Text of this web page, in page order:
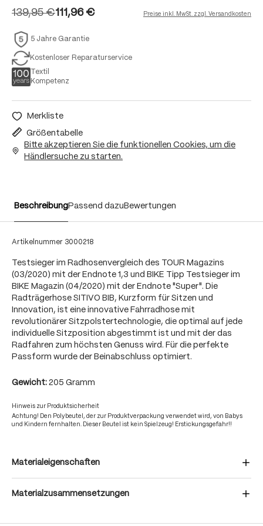
111,96 €
139,95 € Preise inkl. MwSt. zzgl. Versandkosten
5 Jahre Garantie
Kostenloser Reparaturservice
Textil
Kompetenz
Merkliste
Größentabelle
Bitte akzeptieren Sie die funktionellen Cookies, um die
Händlersuche zu starten.
BeschreibungPassend dazu Bewertungen
Artikelnummer 3000218
Testsieger im Radhosenvergleich des TOUR Magazins
(03/2020) mit der Endnote 1,3 und BIKE Tipp Testsieger im
BIKE Magazin (04/2020) mit der Endnote "Super". Die
Radträgerhose SITIVO BIB, Kurzform für Sitzen und
Innovation, ist eine innovative Fahrradhose mit
revolutionärer Sitzpolstertechnologie, die optimal auf jede
individuelle Sitzposition abgestimmt ist und mit der das
Radfahren zum höchsten Genuss wird. Für die perfekte
Passform wurde der Beinabschluss optimiert.
Gewicht: 205 Gramm
Hinweis zur Produktsicherheit
Achtung! Den Polybeutel, der zur Produktverpackung verwendet wird, von Babys
und Kindern fernhalten. Dieser Beutel ist kein Spielzeug! Erstickungsgefahr!!
Materialeigenschaften
Materialzusammensetzungen